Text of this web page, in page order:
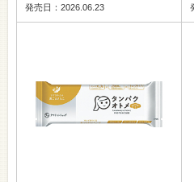
発売日：2026.06.23